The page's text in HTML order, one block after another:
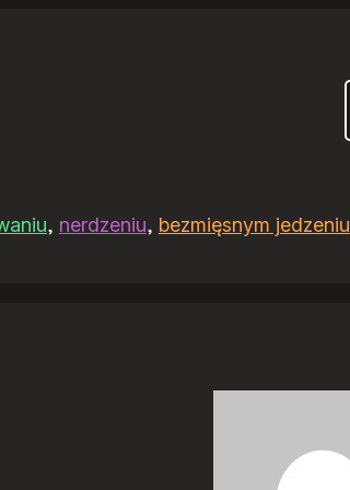
, nerdzeniu, bezmięsnym jedzeniu